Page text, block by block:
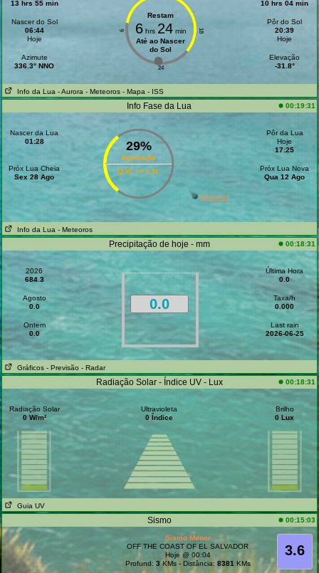
13 hrs 55 min
Nascer do Sol
06:44
Hoje
Azimute
336.3° NNO
24
6 18
Restam
6hrs 24min
Até ao Nascer
do Sol
10 hrs 04 min
Pôr do Sol
20:39
Hoje
Elevação
-31.8°
Info da Lua - Aurora - Meteoros - Mapa - ISS
Info Fase da Lua 00:19:31
Nascer da Lua
01:28
Próx Lua Cheia
Sex 28 Ago
29%
Iluminada
Q.M. >> L.N.
Pôr da Lua
Hoje
17:25
Próx Lua Nova
Qua 12 Ago
Perseids
Info da Lua - Meteoros
Precipitação de hoje - mm 00:18:31
2026
684.3
Agosto
0.0
Ontem
0.0
0.0
Última Hora
0.0
Taxa/h
0.000
Last rain
2026-06-25
Gráficos - Previsão - Radar
Radiação Solar - Índice UV - Lux 00:18:31
Radiação Solar
0 W/m²
Ultravioleta
0 Índice
Brilho
0 Lux
Guia UV
Sismo 00:15:03
3.6
Sismo Menor
OFF THE COAST OF EL SALVADOR
Hoje @ 00:04
Profund: 3 KMs - Distância: 8381 KMs